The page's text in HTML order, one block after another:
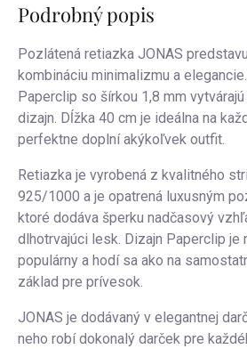
Podrobný popis
Pozlátená retiazka JONAS
kombináciu minimalizmu a
Paperclip so šírkou 1,8 mm
dizajn. Dĺžka 40 cm je ideálna na
perfektne doplní akýkoľvek outfit.
Retiazka je vyrobená z kvalitného
925/1000 a je opatrená luxusným
ktoré dodáva šperku nadčasový
dlhotrvajúci lesk. Dizajn Paperclip je
populárny a hodí sa ako na
základ pre prívesok.
JONAS je dodávaný v elegantnej
neho robí dokonalý darček pre